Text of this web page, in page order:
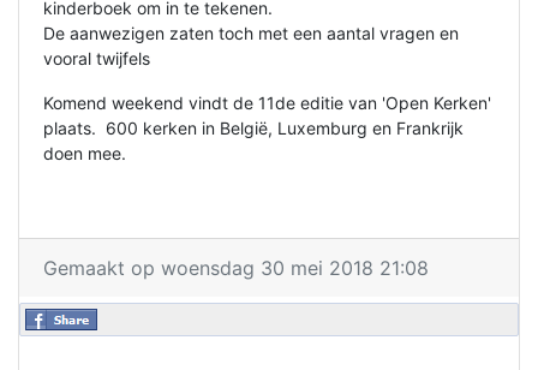
kinderboek om in te tekenen.
De aanwezigen zaten toch met een aantal vragen en
vooral twijfels
Komend weekend vindt de 11de editie van 'Open Kerken'
plaats. 600 kerken in België, Luxemburg en Frankrijk
doen mee.
Gemaakt op woensdag 30 mei 2018 21:08